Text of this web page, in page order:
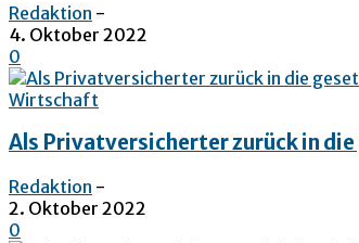
Redaktion -
4. Oktober 2022
0
Wirtschaft
Als Privatversicherter zurück in
Redaktion -
2. Oktober 2022
0